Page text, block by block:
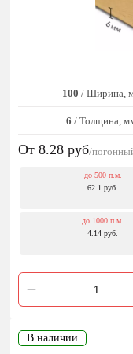
100 / Ширина,
6 / Толщина,
От 8.28 руб/
до 500 п.м.
62.1 руб.
до 1000 п.м.
4.14 руб.
В наличии